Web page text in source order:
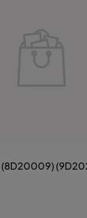
(8D20009)